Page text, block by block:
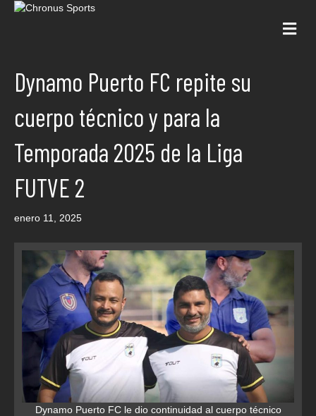
Dynamo Puerto FC repite su
cuerpo técnico y para la
Temporada 2025 de la Liga
FUTVE 2
enero 11, 2025
Dynamo Puerto FC le dio continuidad al cuerpo técnico